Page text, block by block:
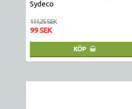
Sydeco
111,25 SEK
99 SEK
KÖP